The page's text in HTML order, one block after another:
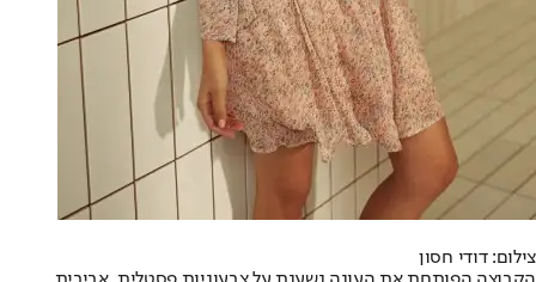
צילום: דודי חסון